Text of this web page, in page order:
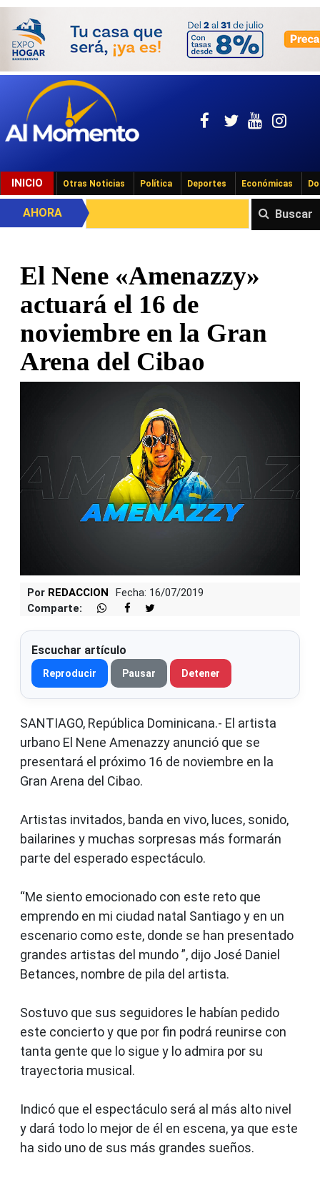
INICIO Otras Noticias Política Deportes Económicas
Buscar
AHORA
El Nene «Amenazzy»
actuará el 16 de
noviembre en la Gran
Arena del Cibao
Por REDACCION
Fecha: 16/07/2019
Comparte:
Escuchar artículo
Reproducir Pausar Detener
SANTIAGO, República Dominicana.- El artista
urbano El Nene Amenazzy anunció que se
presentará el próximo 16 de noviembre en la
Gran Arena del Cibao.
Artistas invitados, banda en vivo, luces, sonido,
bailarines y muchas sorpresas más formarán
parte del esperado espectáculo.
“Me siento emocionado con este reto que
emprendo en mi ciudad natal Santiago y en un
escenario como este, donde se han presentado
grandes artistas del mundo ”, dijo José Daniel
Betances, nombre de pila del artista.
Sostuvo que sus seguidores le habían pedido
este concierto y que por fin podrá reunirse con
tanta gente que lo sigue y lo admira por su
trayectoria musical.
Indicó que el espectáculo será al más alto nivel
y dará todo lo mejor de él en escena, ya que este
ha sido uno de sus más grandes sueños.